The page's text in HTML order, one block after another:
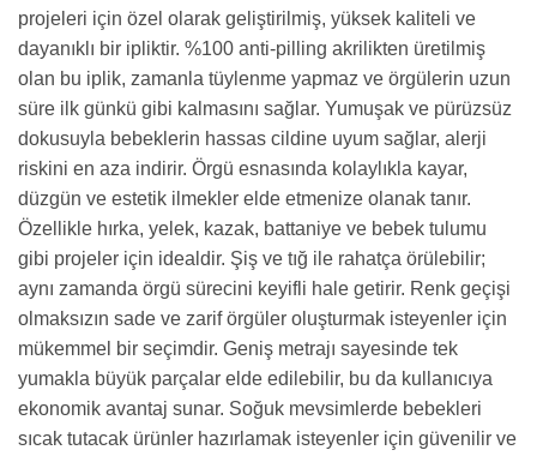
projeleri için özel olarak geliştirilmiş, yüksek kaliteli ve
dayanıklı bir ipliktir. %100 anti-pilling akrilikten üretilmiş
olan bu iplik, zamanla tüylenme yapmaz ve örgülerin uzun
süre ilk günkü gibi kalmasını sağlar. Yumuşak ve pürüzsüz
dokusuyla bebeklerin hassas cildine uyum sağlar, alerji
riskini en aza indirir. Örgü esnasında kolaylıkla kayar,
düzgün ve estetik ilmekler elde etmenize olanak tanır.
Özellikle hırka, yelek, kazak, battaniye ve bebek tulumu
gibi projeler için idealdir. Şiş ve tığ ile rahatça örülebilir;
aynı zamanda örgü sürecini keyifli hale getirir. Renk geçişi
olmaksızın sade ve zarif örgüler oluşturmak isteyenler için
mükemmel bir seçimdir. Geniş metrajı sayesinde tek
yumakla büyük parçalar elde edilebilir, bu da kullanıcıya
ekonomik avantaj sunar. Soğuk mevsimlerde bebekleri
sıcak tutacak ürünler hazırlamak isteyenler için güvenilir ve